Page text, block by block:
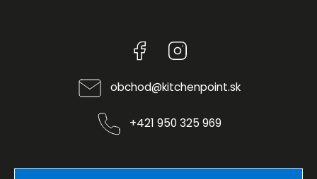
Facebook
obchod@kitchenpoint.sk
+421 950 325 969